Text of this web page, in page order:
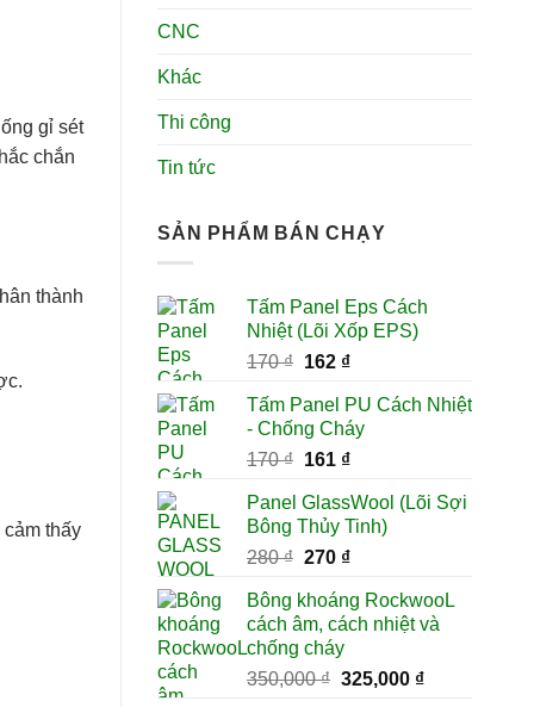
gỉ sét
chắn
thành
thấy
CNC
Khác
Thi công
Tin tức
SẢN PHẨM BÁN CHẠY
Tấm Panel Eps Cách
Nhiệt (Lõi Xốp EPS)
170₫ Giá
là:
170 ₫.
162 ₫Giá
tại
là:
162 ₫.
Tấm Panel PU Cách Nhiệt
- Chống Cháy
170₫ Giá
là:
170 ₫.
161 ₫Giá
tại
là:
161 ₫.
Panel GlassWool (Lõi Sợi
Bông Thủy Tinh)
280₫ Giá
là:
280 ₫.
270 ₫Giá
tại
là:
Bông khoáng RockwooL
cách âm, cách nhiệt và
chống cháy
350,000₫ Giá
325,000 ₫Giá